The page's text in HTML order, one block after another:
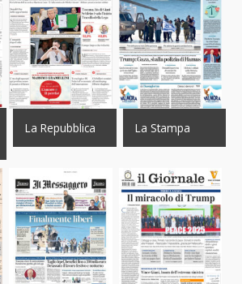
La Repubblica La Stampa